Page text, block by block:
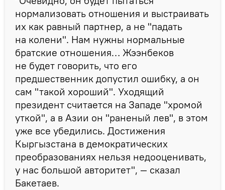
нормализовать отношения и выстраивать
их как равный партнер, а не "падать
на колени". Нам нужны нормальные
братские отношения… Жээнбеков
не будет говорить, что его
предшественник допустил ошибку, а он
сам "такой хороший". Уходящий
президент считается на Западе "хромой
уткой", а в Азии он "раненый лев", в этом
уже все убедились. Достижения
Кыргызстана в демократических
преобразованиях нельзя недооценивать,
у нас большой авторитет", — сказал
Бакетаев.